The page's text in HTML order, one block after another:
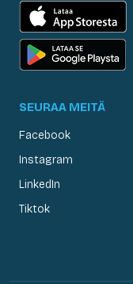
SEURAA MEITÄ
Facebook
Instagram
LinkedIn
Tiktok